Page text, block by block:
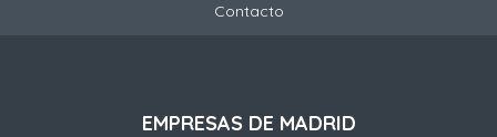
Contacto
EMPRESAS DE MADRID